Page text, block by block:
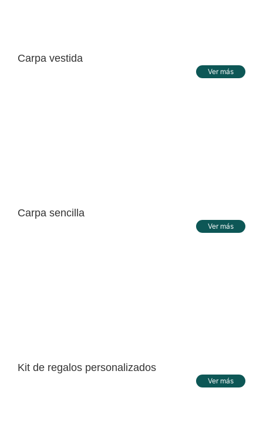
Carpa vestida
Ver más
Carpa sencilla
Ver más
Kit de regalos personalizados
Ver más